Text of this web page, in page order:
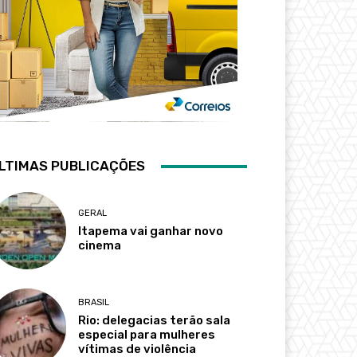
PUBLICAÇÕES
GERAL
Itapema vai ganhar novo
cinema
BRASIL
Rio: delegacias terão sala
especial para mulheres
vítimas de violência